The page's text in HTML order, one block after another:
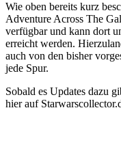
Wie oben bereits kurz
Adventure Across The
verfügbar und kann dort
erreicht werden.
auch von den bisher
jede Spur.
Sobald es Updates dazu
hier auf